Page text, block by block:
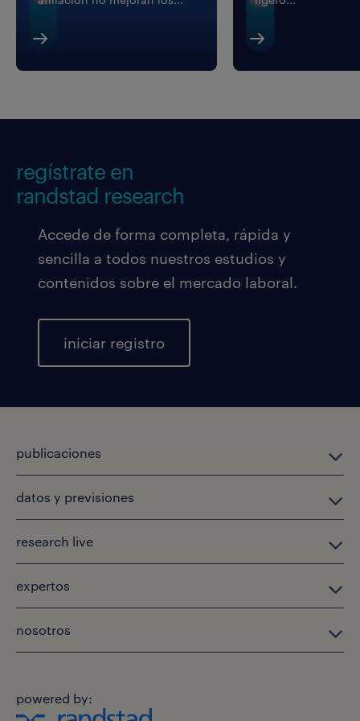
regístrate en
randstad research
Accede de forma completa, rápida y
sencilla a todos nuestros estudios y
contenidos sobre el mercado laboral.
iniciar registro
publicaciones
datos y previsiones
research live
expertos
nosotros
powered by: